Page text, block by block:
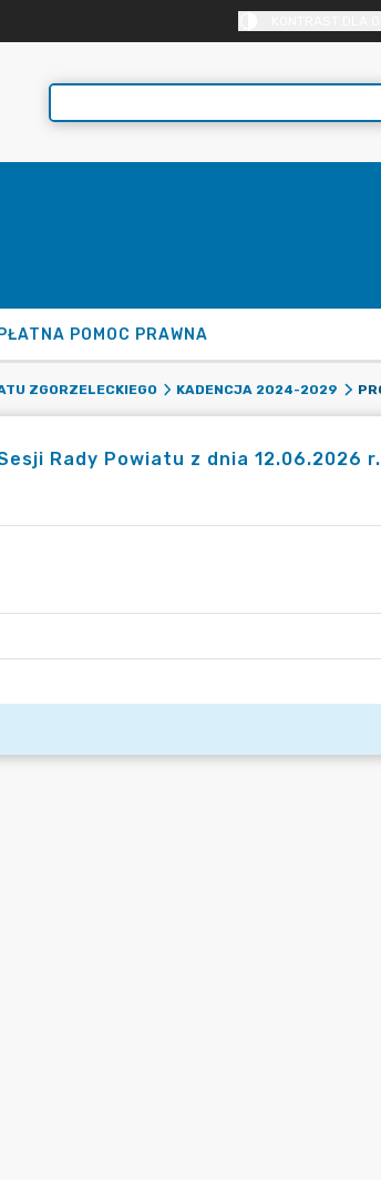
POMOC PRAWNA
ZGORZELECKIEGO KADENCJA 2024-2029
Rady Powiatu z dnia 12.06.2026 r.